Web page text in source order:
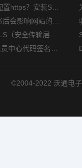
©2004-2022 沃通电